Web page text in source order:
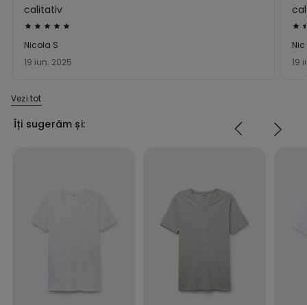
Evaluat
5
din
19 iun. 2025
Nicola S
calitativ
5
din
19
Vezi tot
Îți sugerăm și: